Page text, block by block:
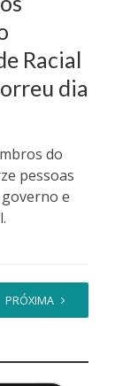
Racial
dia
do
pessoas
e
16
PRÓXIMA